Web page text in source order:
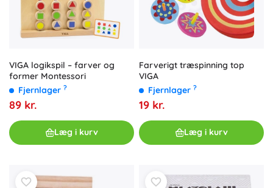
VIGA logikspil – farver og
former Montessori
Fjernlager ?
89 kr.
Læg i kurv
Farverigt træspinning top
VIGA
Fjernlager ?
19 kr.
Læg i kurv